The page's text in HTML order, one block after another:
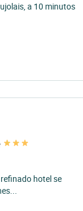
a 10 minutos
hotel se